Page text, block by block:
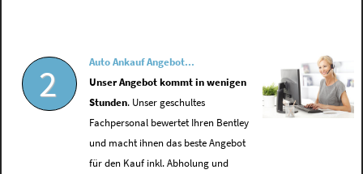
2
Auto Ankauf Angebot...
Unser Angebot kommt in wenigen
Stunden. Unser geschultes
Fachpersonal bewertet Ihren Bentley
und macht ihnen das beste Angebot
für den Kauf inkl. Abholung und